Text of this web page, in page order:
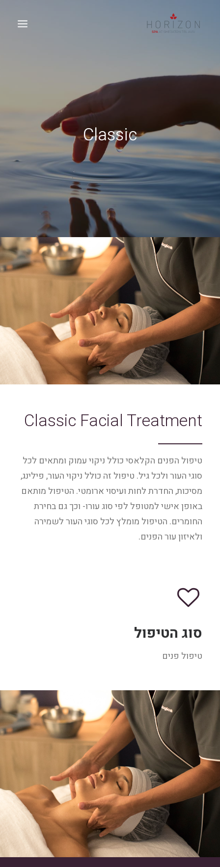
Classic
Classic Facial Treatment
טיפול הפנים הקלאסי כולל ניקוי עמוק ומתאים לכל
סוגי העור ולכל גיל. טיפול זה כולל ניקוי העור, פילינג,
מסיכות, החדרת לחות ועיסוי ארומטי. הטיפול מותאם
באופן אישי למטופל לפי סוג עורו- וכך גם בחירת
החומרים. הטיפול מומלץ לכל סוגי העור לשמירה
ולאיזון עור הפנים.
סוג הטיפול
טיפול פנים